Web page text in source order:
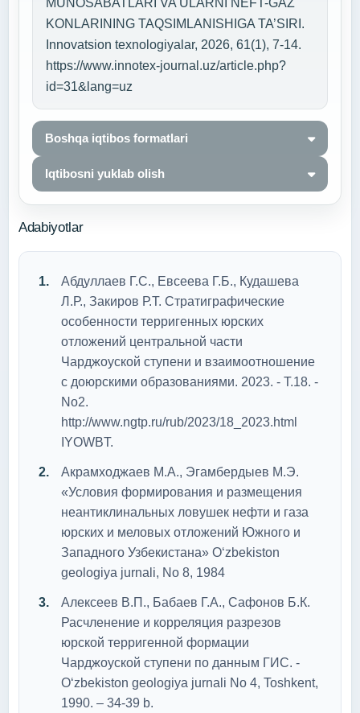
MUNOSABATLARI VA ULARNI NEFT-GAZ
KONLARINING TAQSIMLANISHIGA TA’SIRI.
Innovatsion texnologiyalar, 2026, 61(1), 7-14.
https://www.innotex-journal.uz/article.php?
id=31&lang=uz
Boshqa iqtibos formatlari
Iqtibosni yuklab olish
Adabiyotlar
Абдуллаев Г.С., Евсеева Г.Б., Кудашева
Л.Р., Закиров Р.Т. Стратиграфические
особенности терригенных юрских
отложений центральной части
Чарджоуской ступени и взаимоотношение
с доюрскими образованиями. 2023. - Т.18. -
No2.
http://www.ngtp.ru/rub/2023/18_2023.html
IYOWBT.
Акрамходжаев М.А., Эгамбердыев М.Э.
«Условия формирования и размещения
неантиклинальных ловушек нефти и газа
юрских и меловых отложений Южного и
Западного Узбекистана» O‘zbekiston
geologiya jurnali, No 8, 1984
Алексеев В.П., Бабаев Г.А., Сафонов Б.К.
Расчленение и корреляция разрезов
юрской терригенной формации
Чарджоуской ступени по данным ГИС. -
O‘zbekiston geologiya jurnali No 4, Toshkent,
1990. – 34-39 b.